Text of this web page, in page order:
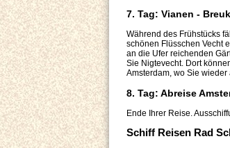
7. Tag: Vianen -
Während des Frühstücks
schönen Flüsschen Vecht
an die Ufer reichenden
Sie Nigtevecht. Dort
Amsterdam, wo Sie
8. Tag: Abreise
Ende Ihrer Reise.
Schiff Reisen Rad